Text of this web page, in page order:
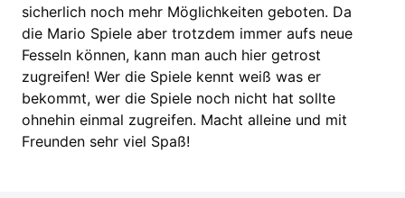
sicherlich noch mehr Möglichkeiten geboten. Da
die Mario Spiele aber trotzdem immer aufs neue
Fesseln können, kann man auch hier getrost
zugreifen! Wer die Spiele kennt weiß was er
bekommt, wer die Spiele noch nicht hat sollte
ohnehin einmal zugreifen. Macht alleine und mit
Freunden sehr viel Spaß!